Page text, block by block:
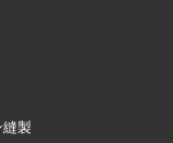
縫製